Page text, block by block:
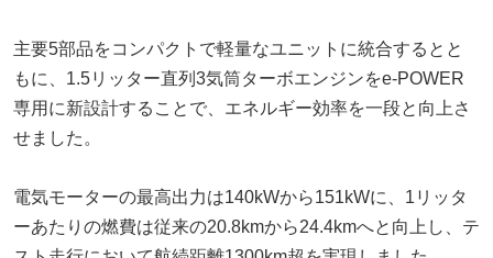
主要5部品をコンパクトで軽量なユニットに統合するとと
もに、1.5リッター直列3気筒ターボエンジンをe-POWER
専用に新設計することで、エネルギー効率を一段と向上さ
せました。
電気モーターの最高出力は140kWから151kWに、1リッタ
ーあたりの燃費は従来の20.8kmから24.4kmへと向上し、テ